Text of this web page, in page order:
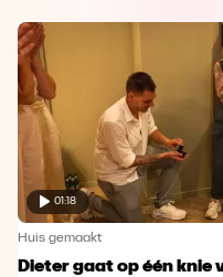
01:18
Huis gemaakt
Dieter gaat op één knie